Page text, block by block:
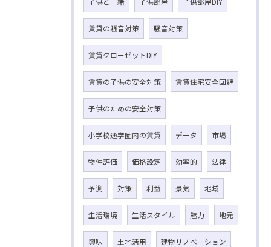
賃貸の騒音対策 騒音対策
賃貸クローゼットDIY
賃貸の子供の安全対策 賃貸住宅安全回避
子供のための安全対策
小学校通学圏内の賃貸 データ 市場
物件評価 価格設定 効率的 法律
予測 対策 利益 景気 地域
生活環境 生活スタイル 魅力 地元
興味 土地活用 建物リノベーション